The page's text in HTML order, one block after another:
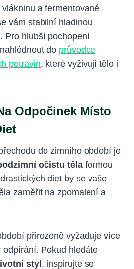
a fermentované
vám stabilní hladinou
Pro hlubší pochopení
do průvodce
potravin, které vyživují tělo i
Odpočinek Místo
do zimního období je
očistu těla formou
diet by se vaše
zaměřit na zpomalení a
přirozeně vyžaduje více
odpírání. Pokud hledáte
styl, inspirujte se